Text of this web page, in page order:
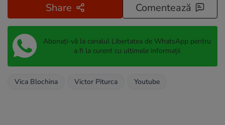
Share Comentează
Abonați-vă la canalul Libertatea de WhatsApp pentru
a fi la curent cu ultimele informații
Vica Blochina Victor Piturca Youtube